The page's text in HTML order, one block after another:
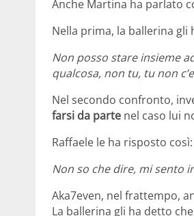
Anche Martina ha parlato
Nella prima, la ballerina gli
Non posso stare insieme
qualcosa, non tu, tu non
Nel secondo confronto,
farsi da parte nel caso lui
Raffaele le ha risposto così:
Non so che dire, mi sento
Aka7even, nel frattempo,
La ballerina gli ha detto